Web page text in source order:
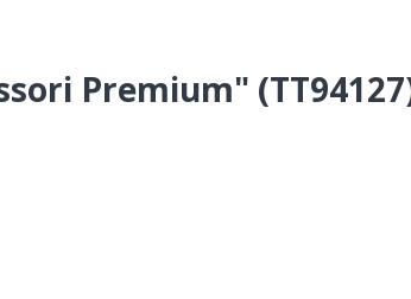
Premium"